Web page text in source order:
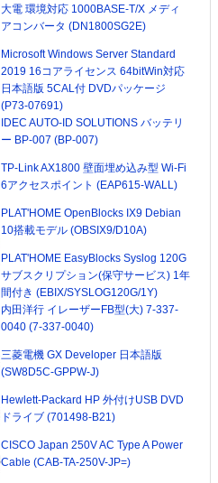
大電 環境対応 1000BASE-T/X メディ
アコンバータ (DN1800SG2E)
Microsoft Windows Server Standard
2019 16コアライセンス 64bitWin対応
日本語版 5CAL付 DVDパッケージ
(P73-07691)
IDEC AUTO-ID SOLUTIONS バッテリ
ー BP-007 (BP-007)
TP-Link AX1800 壁面埋め込み型 Wi-Fi
6アクセスポイント (EAP615-WALL)
PLAT'HOME OpenBlocks IX9 Debian
10搭載モデル (OBSIX9/D10A)
PLAT'HOME EasyBlocks Syslog 120G
サブスクリプション(保守サービス) 1年
間付き (EBIX/SYSLOG120G/1Y)
内田洋行 イレーザーFB型(大) 7-337-
0040 (7-337-0040)
三菱電機 GX Developer 日本語版
(SW8D5C-GPPW-J)
Hewlett-Packard HP 外付けUSB DVD
ドライブ (701498-B21)
CISCO Japan 250V AC Type A Power
Cable (CAB-TA-250V-JP=)